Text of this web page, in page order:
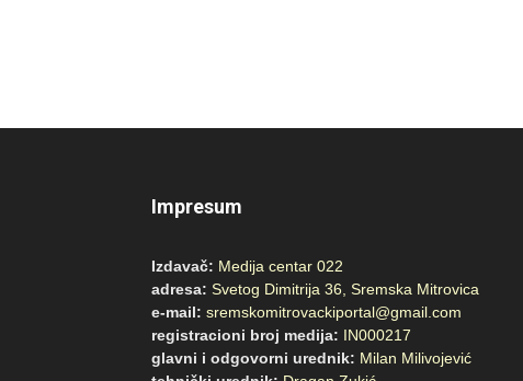
Impresum
Izdavač: Medija centar 022
adresa: Svetog Dimitrija 36, Sremska Mitrovica
e-mail: sremskomitrovackiportal@gmail.com
registracioni broj medija: IN000217
glavni i odgovorni urednik: Milan Milivojević